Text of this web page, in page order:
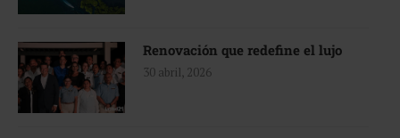
Renovación que redefine el lujo
30 abril, 2026